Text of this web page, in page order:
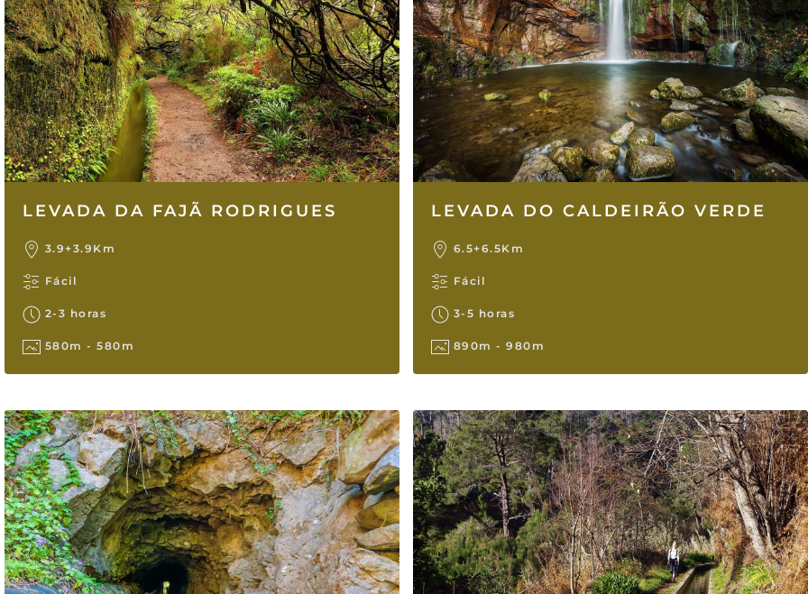
LEVADA DA FAJÃ RODRIGUES
3.9+3.9Km
Fácil
2-3 horas
580m - 580m
LEVADA DO CALDEIRÃO VERDE
6.5+6.5Km
Fácil
3-5 horas
890m - 980m